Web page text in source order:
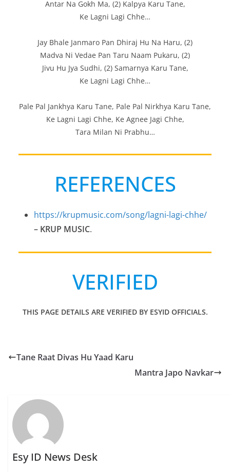
Antar Na Gokh Ma, (2) Kalpya Karu Tane,
Ke Lagni Lagi Chhe…
Jay Bhale Janmaro Pan Dhiraj Hu Na Haru, (2)
Madva Ni Vedae Pan Taru Naam Pukaru, (2)
Jivu Hu Jya Sudhi, (2) Samarnya Karu Tane,
Ke Lagni Lagi Chhe…
Pale Pal Jankhya Karu Tane, Pale Pal Nirkhya Karu Tane,
Ke Lagni Lagi Chhe, Ke Agnee Jagi Chhe,
Tara Milan Ni Prabhu…
REFERENCES
https://krupmusic.com/song/lagni-lagi-chhe/
– KRUP MUSIC.
VERIFIED
THIS PAGE DETAILS ARE VERIFIED BY ESYID OFFICIALS.
Tane Raat Divas Hu Yaad Karu
Mantra Japo Navkar
Esy ID News Desk